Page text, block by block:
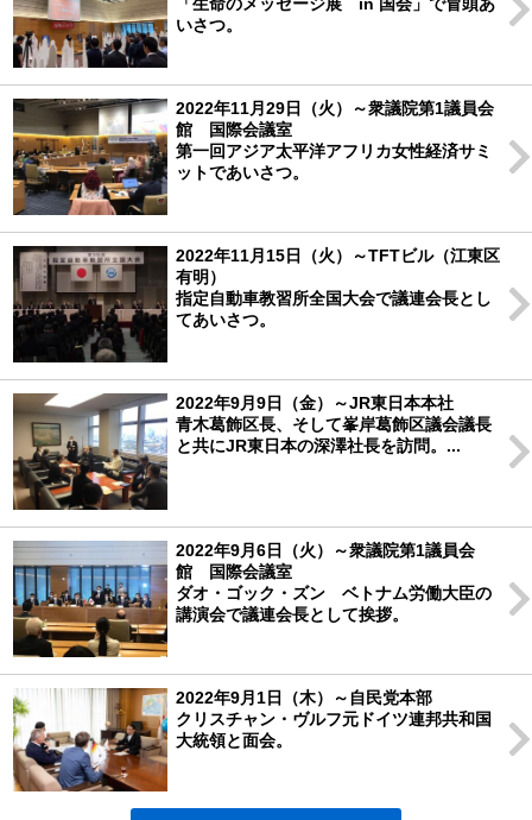
「生命のメッセージ展 in 国会」で冒頭あ
いさつ。
2022年11月29日（火）～衆議院第1議員会
館 国際会議室
第一回アジア太平洋アフリカ女性経済サミ
ットであいさつ。
2022年11月15日（火）～TFTビル（江東区
有明）
指定自動車教習所全国大会で議連会長とし
てあいさつ。
2022年9月9日（金）～JR東日本本社
青木葛飾区長、そして峯岸葛飾区議会議長
と共にJR東日本の深澤社長を訪問。...
2022年9月6日（火）～衆議院第1議員会
館 国際会議室
ダオ・ゴック・ズン ベトナム労働大臣の
講演会で議連会長として挨拶。
2022年9月1日（木）～自民党本部
クリスチャン・ヴルフ元ドイツ連邦共和国
大統領と面会。